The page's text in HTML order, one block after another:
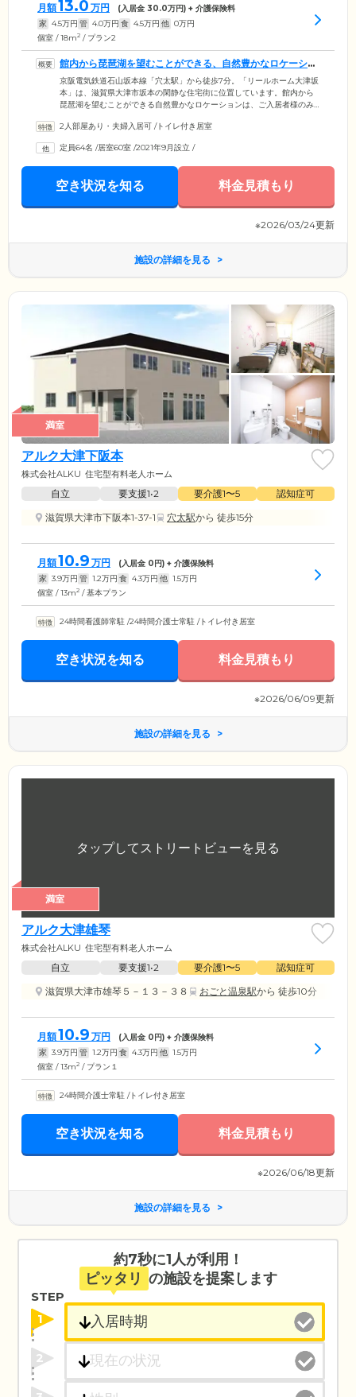
月額13.0 万円 (入居金 30.0万円) + 介護保険料
家 4.5万円 管 4.0万円 食 4.5万円 他 0万円
個室 / 18m2 / プラン2
館内から琵琶湖を望むことができる、自然豊かなロケーショ
ンです
京阪電気鉄道石山坂本線「穴太駅」から徒歩7分。「リールホーム大津坂
本」は、滋賀県大津市坂本の閑静な住宅街に位置しています。館内から
琵琶湖を望むことができる自然豊かなロケーションは、ご入居者様のみ
す。ほかにも「日吉大社」や「近江神宮」も近くにあり、落ち着いた環
居条件は要支援～要介護の方まで幅広く受け入れていますので、ぜひお
気軽にお問い合わせください。施設見学も随時行っています。
2人部屋あり・夫婦入居可 /トイレ付き居室
定員64名 /居室60室 /2021年9月設立 /
空き状況を知る 料金見積もり
※2026/03/24更新
施設の詳細を見る
満室
アルク大津下阪本
株式会社ALKU 住宅型有料老人ホーム
自立 要支援1•2 要介護1〜5
認知症可
滋賀県大津市下阪本1-37-1
穴太駅から 徒歩15分
月額10.9 万円 (入居金 0円) + 介護保険料
家 3.9万円 管 1.2万円 食 4.3万円 他 1.5万円
個室 / 13m2 / 基本プラン
24時間看護師常駐 /24時間介護士常駐 /トイレ付き居室
空き状況を知る 料金見積もり
※2026/06/09更新
施設の詳細を見る
満室
アルク大津雄琴
株式会社ALKU 住宅型有料老人ホーム
自立 要支援1•2 要介護1〜5
認知症可
滋賀県大津市雄琴５－１３－３８
おごと温泉駅から 徒歩10分
月額10.9 万円 (入居金 0円) + 介護保険料
家 3.9万円 管 1.2万円 食 4.3万円 他 1.5万円
個室 / 13m2 / プラン１
24時間介護士常駐 /トイレ付き居室
空き状況を知る 料金見積もり
※2026/06/18更新
施設の詳細を見る
約7秒に1人が利用！
ピッタリ の施設を提案します
STEP
1
2